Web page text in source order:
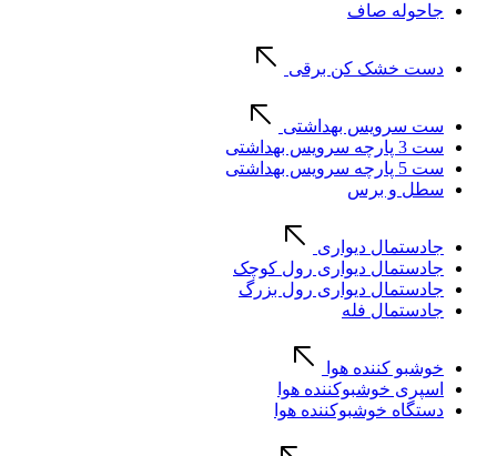
جاحوله صاف
دست خشک کن برقی
ست سرویس بهداشتی
ست 3 پارچه سرویس بهداشتی
ست 5 پارچه سرویس بهداشتی
سطل و برس
جادستمال دیواری
جادستمال دیواری رول کوچک
جادستمال دیواری رول بزرگ
جادستمال فله
خوشبو کننده هوا
اسپری خوشبوکننده هوا
دستگاه خوشبوکننده هوا